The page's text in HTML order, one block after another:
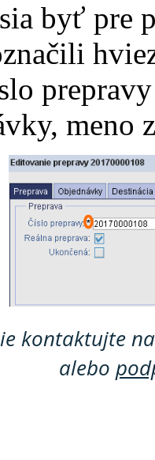
byť pre
meno
kontaktujte
alebo